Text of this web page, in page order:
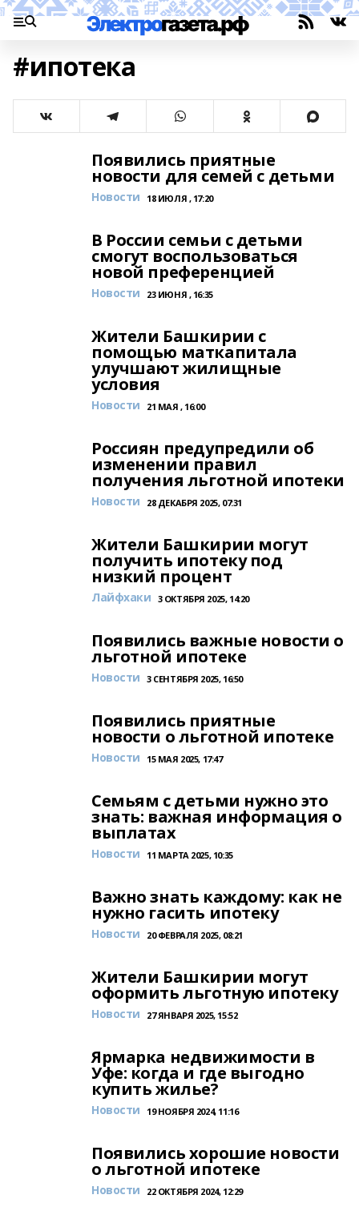
#ипотека
Появились приятные
новости для семей с детьми
Новости 18 ИЮЛЯ , 17:20
В России семьи с детьми
смогут воспользоваться
новой преференцией
Новости 23 ИЮНЯ , 16:35
Жители Башкирии с
помощью маткапитала
улучшают жилищные
условия
Новости 21 МАЯ , 16:00
Россиян предупредили об
изменении правил
получения льготной ипотеки
Новости 28 ДЕКАБРЯ 2025, 07:31
Жители Башкирии могут
получить ипотеку под
низкий процент
Лайфхаки 3 ОКТЯБРЯ 2025, 14:20
Появились важные новости о
льготной ипотеке
Новости 3 СЕНТЯБРЯ 2025, 16:50
Появились приятные
новости о льготной ипотеке
Новости 15 МАЯ 2025, 17:47
Семьям с детьми нужно это
знать: важная информация о
выплатах
Новости 11 МАРТА 2025, 10:35
Важно знать каждому: как не
нужно гасить ипотеку
Новости 20 ФЕВРАЛЯ 2025, 08:21
Жители Башкирии могут
оформить льготную ипотеку
Новости 27 ЯНВАРЯ 2025, 15:52
Ярмарка недвижимости в
Уфе: когда и где выгодно
купить жилье?
Новости 19 НОЯБРЯ 2024, 11:16
Появились хорошие новости
о льготной ипотеке
Новости 22 ОКТЯБРЯ 2024, 12:29